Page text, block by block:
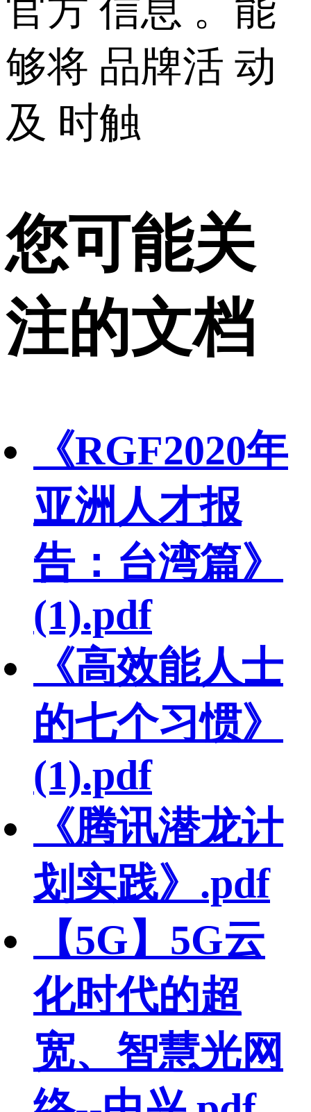
官方 信息 。能
够将 品牌活 动
及 时触
您可能关
注的文档
《RGF2020年
亚洲人才报
告：台湾篇》
(1).pdf
《高效能人士
的七个习惯》
(1).pdf
《腾讯潜龙计
划实践》.pdf
【5G】5G云
化时代的超
宽、智慧光网